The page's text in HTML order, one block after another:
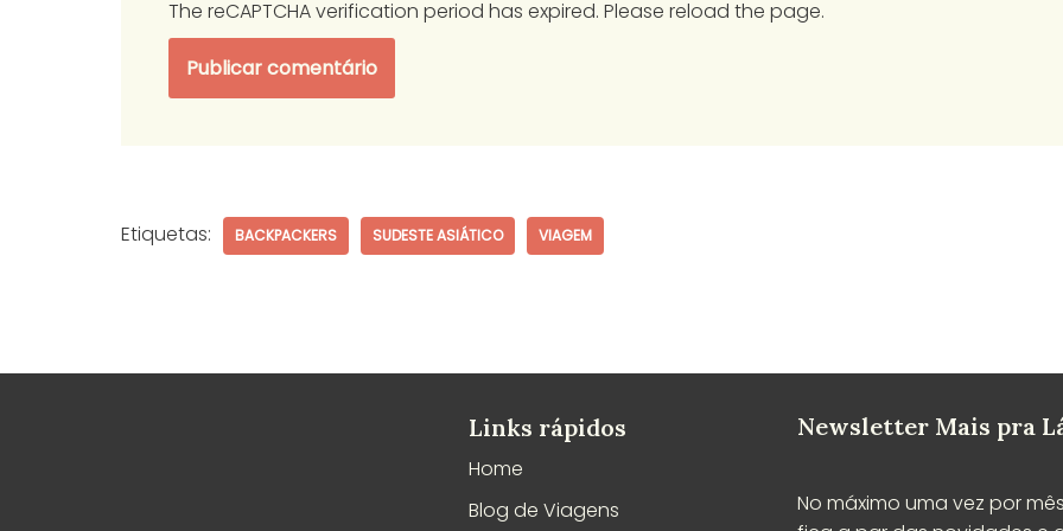
The reCAPTCHA verification period has expired. Please reload the page.
Etiquetas: BACKPACKERS SUDESTE ASIÁTICO VIAGEM
Links rápidos
Home
Blog de Viagens
Newsletter Mais pra
No máximo uma vez por